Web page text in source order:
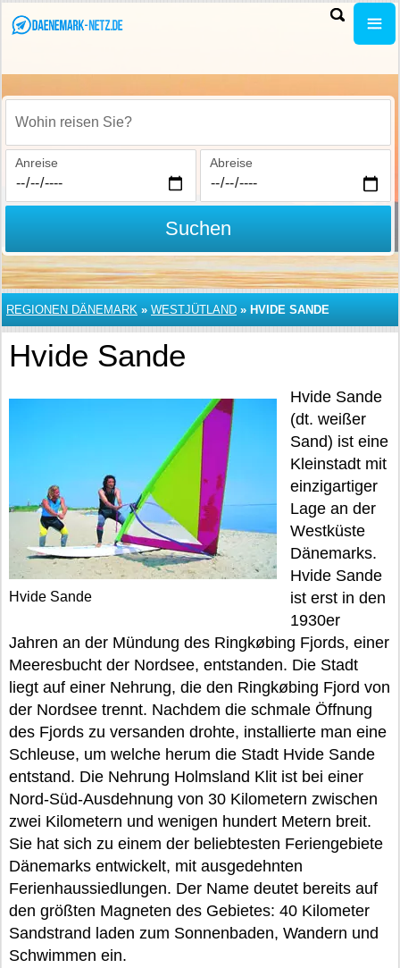
Wohin reisen Sie?
Anreise Abreise
Suchen
REGIONEN DÄNEMARK » WESTJÜTLAND » HVIDE SANDE
Hvide Sande
Hvide Sande
Hvide Sande
(dt. weißer
Sand) ist eine
Kleinstadt mit
einzigartiger
Lage an der
Westküste
Dänemarks.
Hvide Sande
ist erst in den
1930er
Jahren an der Mündung des Ringkøbing Fjords, einer
Meeresbucht der Nordsee, entstanden. Die Stadt
liegt auf einer Nehrung, die den Ringkøbing Fjord von
der Nordsee trennt. Nachdem die schmale Öffnung
des Fjords zu versanden drohte, installierte man eine
Schleuse, um welche herum die Stadt Hvide Sande
entstand. Die Nehrung Holmsland Klit ist bei einer
Nord-Süd-Ausdehnung von 30 Kilometern zwischen
zwei Kilometern und wenigen hundert Metern breit.
Sie hat sich zu einem der beliebtesten Feriengebiete
Dänemarks entwickelt, mit ausgedehnten
Ferienhaussiedlungen. Der Name deutet bereits auf
den größten Magneten des Gebietes: 40 Kilometer
Sandstrand laden zum Sonnenbaden, Wandern und
Schwimmen ein.